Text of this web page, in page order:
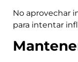
No aprovechar
para intentar